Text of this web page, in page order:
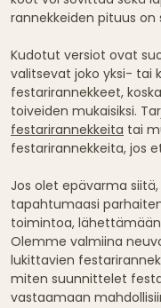
rannekkeiden pituus on
Kudotut versiot ovat
valitsevat joko yksi- tai
festarirannekkeet,
toiveiden mukaisiksi.
festarirannekkeita tai
festarirannekkeita, jos
Jos olet epävarma
tapahtumaasi
toimintoa, lähettämään
Olemme valmiina
lukittavien
miten suunnittelet
vastaamaan